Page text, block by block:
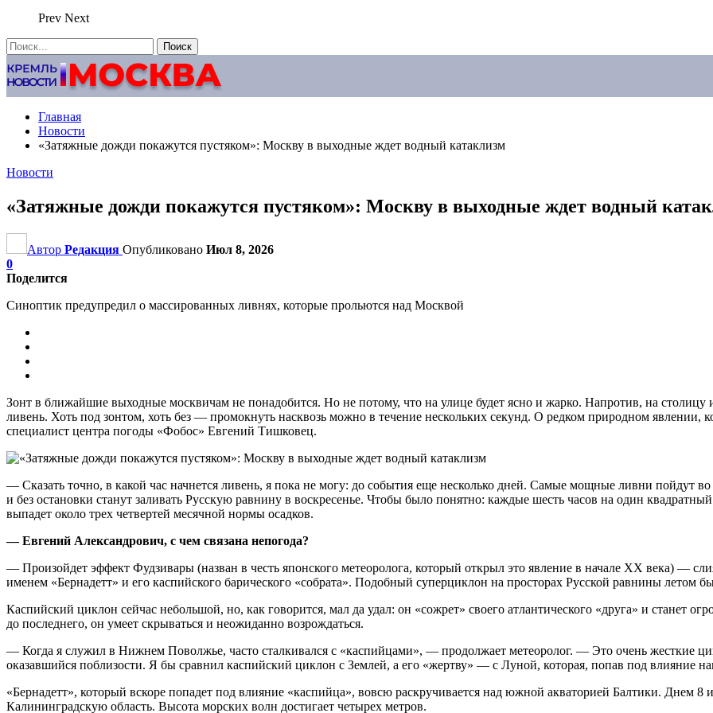
Prev Next
Главная
Новости
«Затяжные дожди покажутся пустяком»: Москву в выходные ждет водный катаклизм
Новости
«Затяжные дожди покажутся пустяком»: Москву в выходные ждет водный
Автор Редакция Опубликовано Июл 8, 2026
0
Поделится
Синоптик предупредил о массированных ливнях, которые прольются над Москвой
Зонт в ближайшие выходные москвичам не понадобится. Но не потому, что на улице будет ясно и жарко. Напротив, на
ливень. Хоть под зонтом, хоть без — промокнуть насквозь можно в течение нескольких секунд. О редком природном явлении,
специалист центра погоды «Фобос» Евгений Тишковец.
— Сказать точно, в какой час начнется ливень, я пока не могу: до события еще несколько дней. Самые мощные ливни пойдут
и без остановки станут заливать Русскую равнину в воскресенье. Чтобы было понятно: каждые шесть часов на один
выпадет около трех четвертей месячной нормы осадков.
— Евгений Александрович, с чем связана непогода?
— Произойдет эффект Фудзивары (назван в честь японского метеоролога, который открыл это явление в начале ХХ века) —
именем «Бернадетт» и его каспийского барического «собрата». Подобный суперциклон на просторах Русской равнины летом
Каспийский циклон сейчас небольшой, но, как говорится, мал да удал: он «сожрет» своего атлантического «друга» и станет
до последнего, он умеет скрываться и неожиданно возрождаться.
— Когда я служил в Нижнем Поволжье, часто сталкивался с «каспийцами», — продолжает метеоролог. — Это очень жесткие
оказавшийся поблизости. Я бы сравнил каспийский циклон с Землей, а его «жертву» — с Луной, которая, попав под влияние
«Бернадетт», который вскоре попадет под влияние «каспийца», вовсю раскручивается над южной акваторией Балтики. Днем
Калининградскую область. Высота морских волн достигает четырех метров.